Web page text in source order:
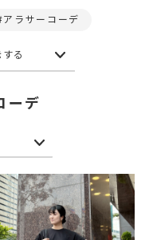
アラサーコーデ
る
ーデ